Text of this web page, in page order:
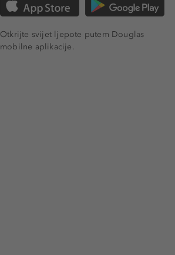
Otkrijte svijet ljepote putem Douglas
mobilne aplikacije.